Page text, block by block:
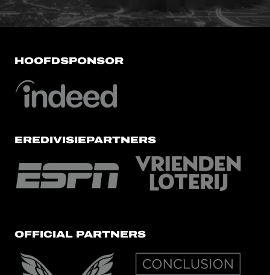
HOOFDSPONSOR
EREDIVISIEPARTNERS
OFFICIAL PARTNERS